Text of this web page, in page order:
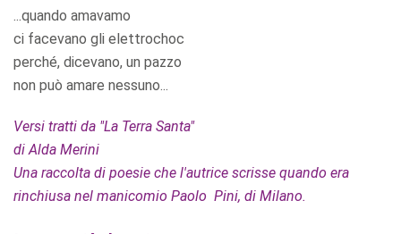
...quando amavamo
ci facevano gli elettrochoc
perché, dicevano, un pazzo
non può amare nessuno...
Versi tratti da "La Terra Santa"
di Alda Merini
Una raccolta di poesie che l'autrice scrisse quando era
rinchiusa nel manicomio Paolo Pini, di Milano.